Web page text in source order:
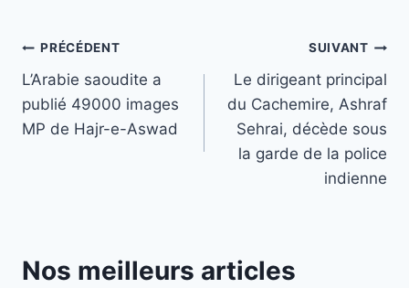
Navigation
de
l’article
PRÉCÉDENT
L’Arabie saoudite a
publié 49000 images
MP de Hajr-e-Aswad
SUIVANT
Le dirigeant principal
du Cachemire, Ashraf
Sehrai, décède sous
la garde de la police
indienne
Nos meilleurs articles